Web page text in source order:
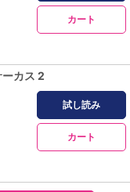
カート
カス 2
試し読み
カート